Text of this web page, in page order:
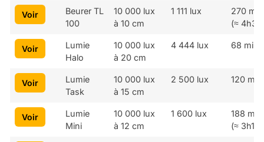
Voir
Beurer TL
100
10 000 lux
à 10 cm
1 111 lux
270
(≈
Voir
Lumie
Halo
10 000 lux
à 20 cm
4 444 lux 68
Voir
Lumie
Task
10 000 lux
à 15 cm
2 500 lux 120
Voir
Lumie
Mini
10 000 lux
à 12 cm
1 600 lux
188
(≈ 3h10)